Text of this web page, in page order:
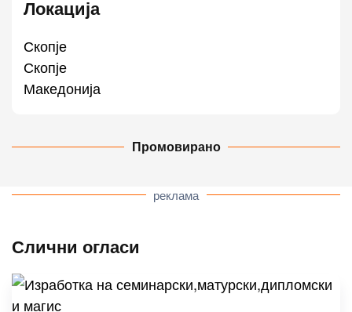
Локација
Скопје
Скопје
Македонија
Промовирано
реклама
Слични огласи